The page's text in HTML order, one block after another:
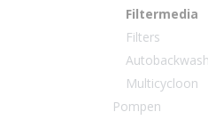
Filtermedia
Filters
Autobackwash
Multicycloon
Pompen